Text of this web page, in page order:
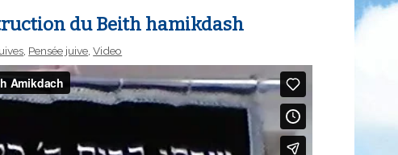
du Beith hamikdash
Pensée juive ,Video